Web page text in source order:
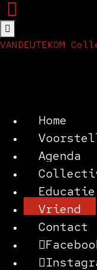
VANDEUTEKOM
Home
Agenda
Educatie
Vriend
Contact